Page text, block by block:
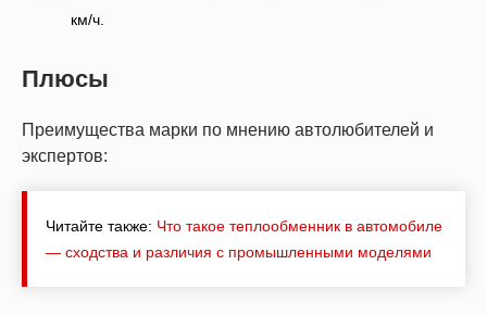
км/ч.
Плюсы
Преимущества марки по мнению автолюбителей и
экспертов:
Читайте также: Что такое теплообменник в автомобиле
— сходства и различия с промышленными моделями